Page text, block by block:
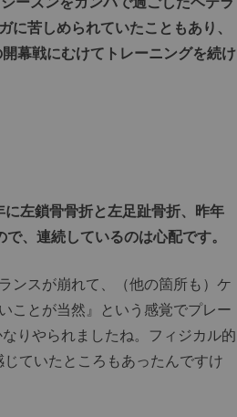
苦しめられていたこともあり、
幕戦にむけてトレーニングを続け
左鎖骨骨折と左足趾骨折、昨年
、連続しているのは心配です。
ンスが崩れて、（他の箇所も）ケ
ことが当然』という感覚でプレー
りやられましたね。フィジカル的
ていたところもあったんですけ